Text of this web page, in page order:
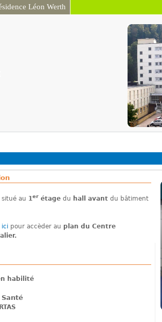
Léon Werth
situé au 1er étage du hall avant du bâtiment
ici pour accèder au plan du Centre
habilité